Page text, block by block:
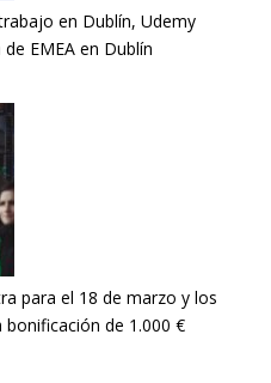
en Dublín, Udemy
EMEA en Dublín
para el 18 de marzo y los
de 1.000 €